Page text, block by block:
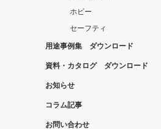
ホビー
セーフティ
用途事例集 ダウンロード
資料・カタログ ダウンロード
お知らせ
コラム記事
お問い合わせ